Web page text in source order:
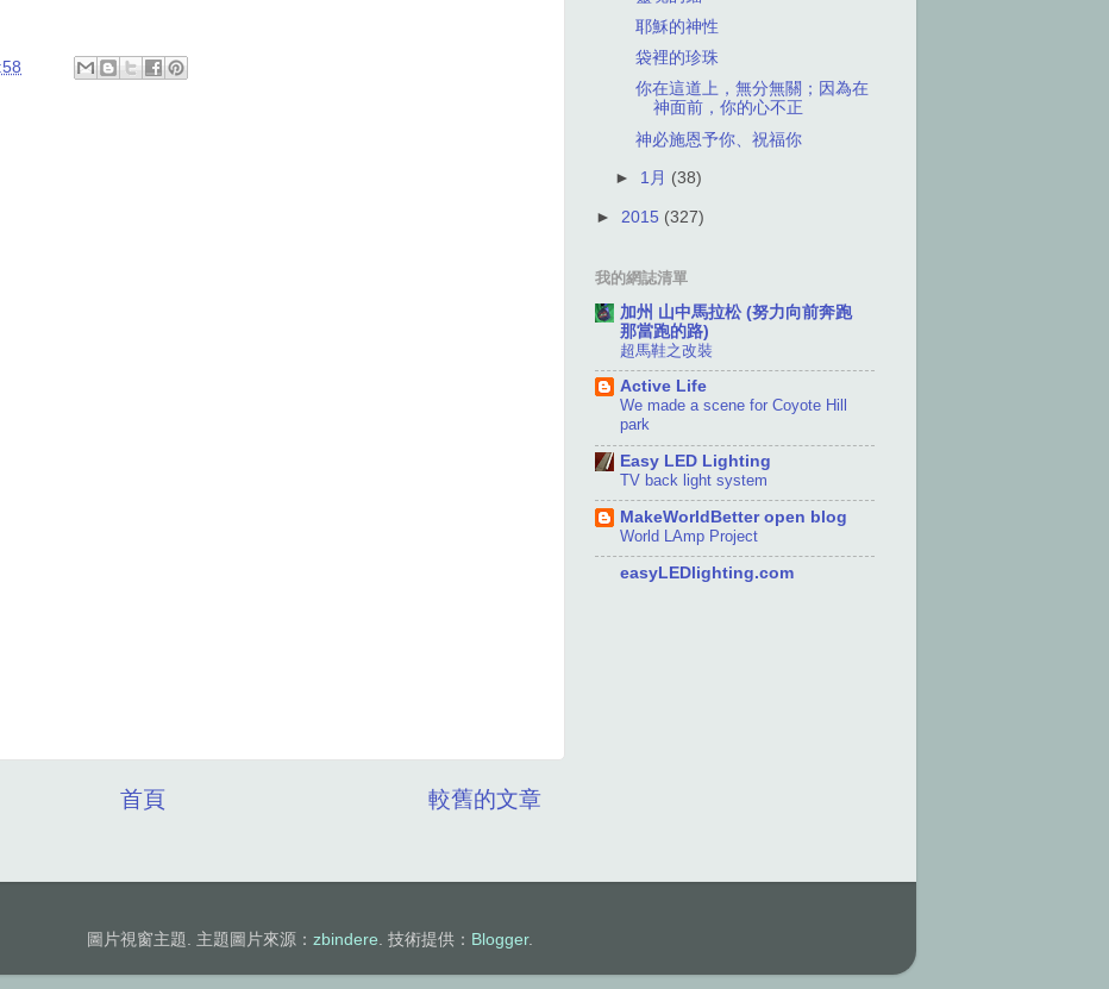
較舊的文章
首頁
耶穌的神性
袋裡的珍珠
你在這道上，無分無關；因為在
神面前，你的心不正
神必施恩予你、祝福你
► 1月 (38)
► 2015 (327)
我的網誌清單
加州 山中馬拉松 (努力向前奔跑
那當跑的路)
超馬鞋之改裝
Active Life
We made a scene for Coyote Hill
park
Easy LED Lighting
TV back light system
MakeWorldBetter open blog
World LAmp Project
easyLEDlighting.com
圖片視窗主題. 主題圖片來源： zbindere. 技術提供： Blogger.